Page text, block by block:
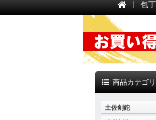
包丁
商品カテゴ
土佐剣鉈